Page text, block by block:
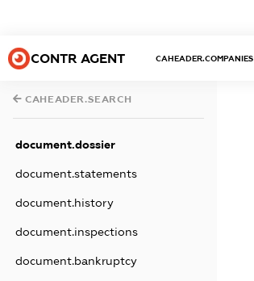
CONTR AGENT CAHEADER.COMPANIES
CAHEADER.SEARCH
document.dossier
document.statements
document.history
document.inspections
document.bankruptcy